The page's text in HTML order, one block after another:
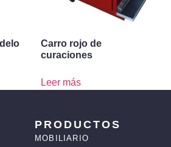
Carro rojo de
curaciones
Leer más
PRODUCTOS
MOBILIARIO